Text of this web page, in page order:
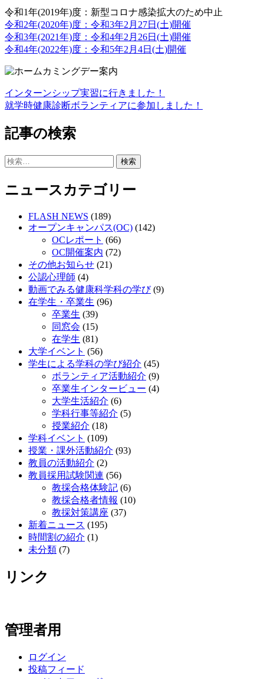
令和1年(2019年)度：新型コロナ感染拡大のため中止
令和2年(2020年)度：令和3年2月27日(土)開催
令和3年(2021年)度：令和4年2月26日(土)開催
令和4年(2022年)度：令和5年2月4日(土)開催
投
稿
ナ
ビ
ゲ
ー
インターンシップ実習に行きました！
就学時健康診断ボランティアに参加しました！
記事の検索
検
ニュースカテゴリー
FLASH NEWS (189)
オープンキャンパス(OC) (142)
OCレポート (66)
OC開催案内 (72)
その他お知らせ (21)
公認心理師 (4)
動画でみる健康科学科の学び(9)
在学生・卒業生 (96)
卒業生 (39)
同窓会 (15)
在学生 (81)
大学イベント (56)
学生による学科の学び紹介 (45)
ボランティア活動紹介 (9)
卒業生インタービュー (4)
大学生活紹介 (6)
学科行事等紹介 (5)
授業紹介 (18)
学科イベント (109)
授業・課外活動紹介 (93)
教員の活動紹介 (2)
教員採用試験関連 (56)
教採合格体験記 (6)
教採合格者情報 (10)
教採対策講座 (37)
新着ニュース (195)
時間割の紹介 (1)
未分類 (7)
リンク
管理者用
ログイン
投稿フィード